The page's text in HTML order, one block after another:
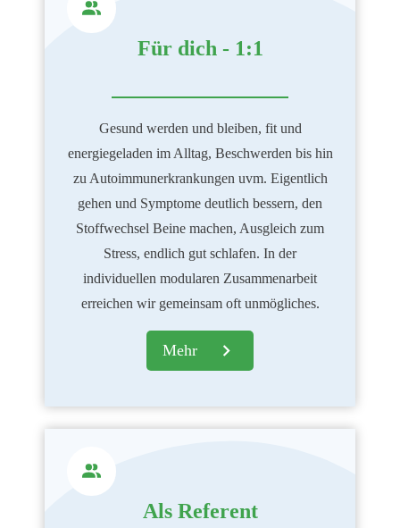
Für dich - 1:1
Gesund werden und bleiben, fit und
energiegeladen im Alltag, Beschwerden bis hin
zu Autoimmunerkrankungen uvm. Eigentlich
gehen und Symptome deutlich bessern, den
Stoffwechsel Beine machen, Ausgleich zum
Stress, endlich gut schlafen. In der
individuellen modularen Zusammenarbeit
erreichen wir gemeinsam oft unmögliches.
Mehr
Als Referent